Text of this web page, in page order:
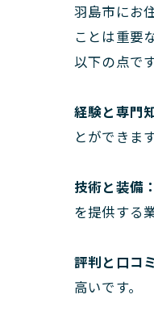
羽島市にお
ことは重要
以下の点です
経験と専門
とができます
技術と装備：
を提供する
評判と口コ
高いです。